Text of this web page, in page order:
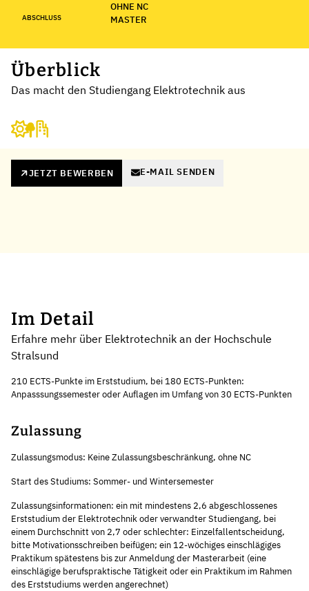
OHNE NC
ABSCHLUSS MASTER
Überblick
Das macht den Studiengang Elektrotechnik aus
JETZT BEWERBEN E-MAIL SENDEN
Im Detail
Erfahre mehr über Elektrotechnik an der Hochschule
Stralsund
210 ECTS-Punkte im Erststudium, bei 180 ECTS-Punkten:
Anpasssungssemester oder Auflagen im Umfang von 30 ECTS-Punkten
Zulassung
Zulassungsmodus: Keine Zulassungsbeschränkung, ohne NC
Start des Studiums: Sommer- und Wintersemester
Zulassungsinformationen: ein mit mindestens 2,6 abgeschlossenes
Erststudium der Elektrotechnik oder verwandter Studiengang, bei
einem Durchschnitt von 2,7 oder schlechter: Einzelfallentscheidung,
bitte Motivationsschreiben beifügen; ein 12-wöchiges einschlägiges
Praktikum spätestens bis zur Anmeldung der Masterarbeit (eine
einschlägige berufspraktische Tätigkeit oder ein Praktikum im Rahmen
des Erststudiums werden angerechnet)